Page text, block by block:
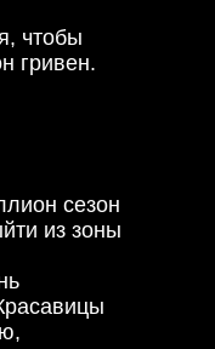
чтобы
гривен.
сезон
из зоны